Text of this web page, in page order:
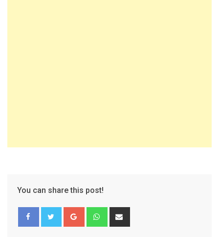
You can share this post!
Google+ Whatsapp